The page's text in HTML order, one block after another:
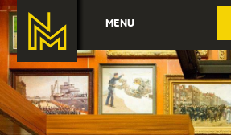
MENU